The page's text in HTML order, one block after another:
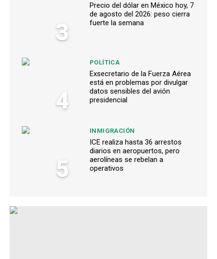
3
Precio del dólar en México hoy, 7
de agosto del 2026: peso cierra
fuerte la semana
4
POLÍTICA
Exsecretario de la Fuerza Aérea
está en problemas por divulgar
datos sensibles del avión
presidencial
5
INMIGRACIÓN
ICE realiza hasta 36 arrestos
diarios en aeropuertos, pero
aerolíneas se rebelan a
operativos